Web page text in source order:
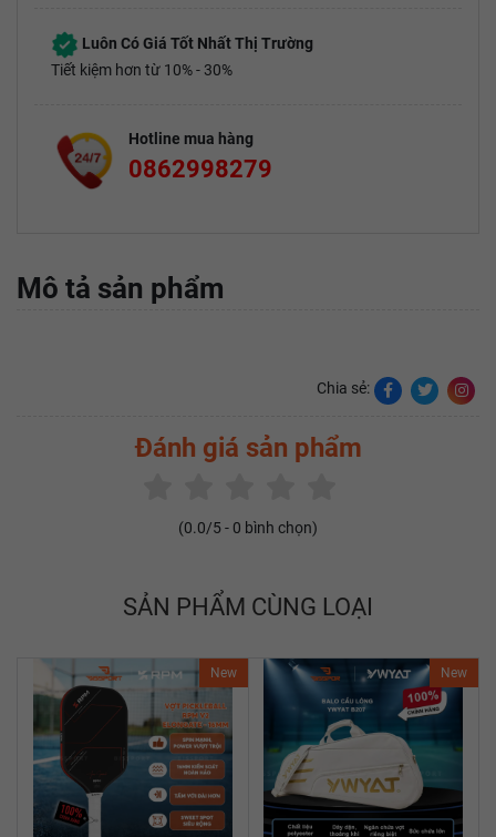
Luôn Có Giá Tốt Nhất Thị Trường
Tiết kiệm hơn từ 10% - 30%
Hotline mua hàng
0862998279
Mô tả sản phẩm
Chia sẻ:
Đánh giá sản phẩm
(0.0/5 - 0 bình chọn)
SẢN PHẨM CÙNG LOẠI
New New